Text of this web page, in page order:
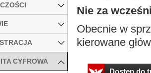
Nie za
Obecnie w
kierowane
Dostęp do
CYFROWA